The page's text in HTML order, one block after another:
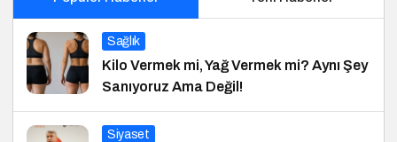
Sağlık
Kilo Vermek mi, Yağ Vermek mi? Aynı Şey
Sanıyoruz Ama Değil!
Siyaset